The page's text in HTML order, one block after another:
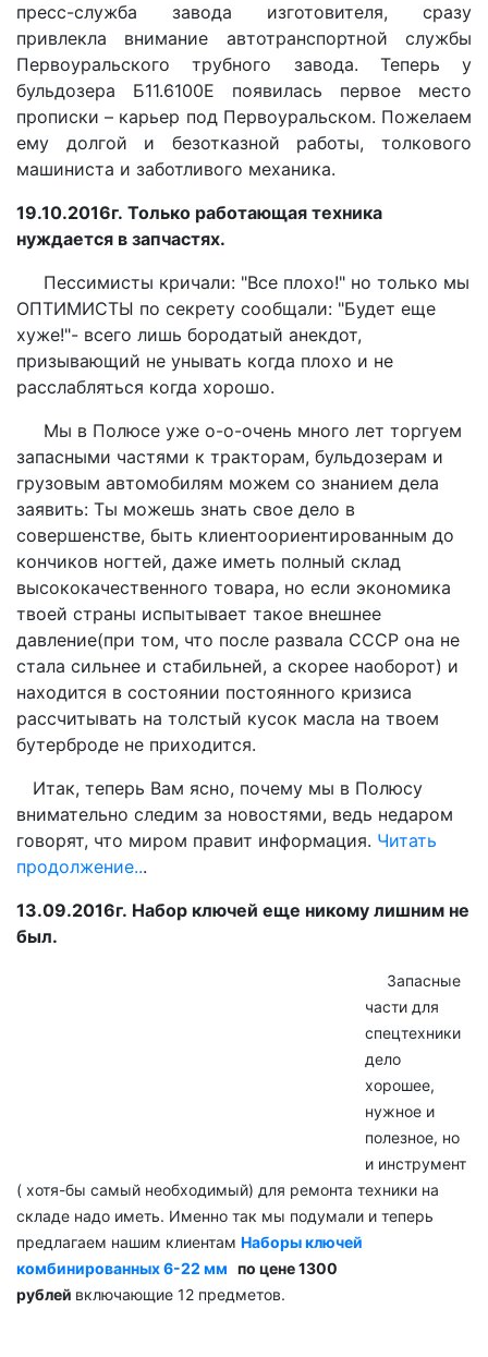
пресс-служба завода изготовителя, сразу
привлекла внимание автотранспортной службы
Первоуральского трубного завода. Теперь у
бульдозера Б11.6100Е появилась первое место
прописки – карьер под Первоуральском. Пожелаем
ему долгой и безотказной работы, толкового
машиниста и заботливого механика.
19.10.2016г. Только работающая техника
нуждается в запчастях.
Пессимисты кричали: "Все плохо!" но только мы
ОПТИМИСТЫ по секрету сообщали: "Будет еще
хуже!"- всего лишь бородатый анекдот,
призывающий не унывать когда плохо и не
расслабляться когда хорошо.
Мы в Полюсе уже о-о-очень много лет торгуем
запасными частями к тракторам, бульдозерам и
грузовым автомобилям можем со знанием дела
заявить: Ты можешь знать свое дело в
совершенстве, быть клиентоориентированным до
кончиков ногтей, даже иметь полный склад
высококачественного товара, но если экономика
твоей страны испытывает такое внешнее
давление(при том, что после развала СССР она не
стала сильнее и стабильней, а скорее наоборот) и
находится в состоянии постоянного кризиса
рассчитывать на толстый кусок масла на твоем
бутерброде не приходится.
Итак, теперь Вам ясно, почему мы в Полюсу
внимательно следим за новостями, ведь недаром
говорят, что миром правит информация. Читать
продолжение...
13.09.2016г. Набор ключей еще никому лишним не
был.
Запасные
части для
спецтехники
дело
хорошее,
нужное и
полезное, но
и инструмент
( хотя-бы самый необходимый) для ремонта техники на
складе надо иметь. Именно так мы подумали и теперь
предлагаем нашим клиентам Наборы ключей
комбинированных 6-22 мм по цене 1300
рублей включающие 12 предметов.